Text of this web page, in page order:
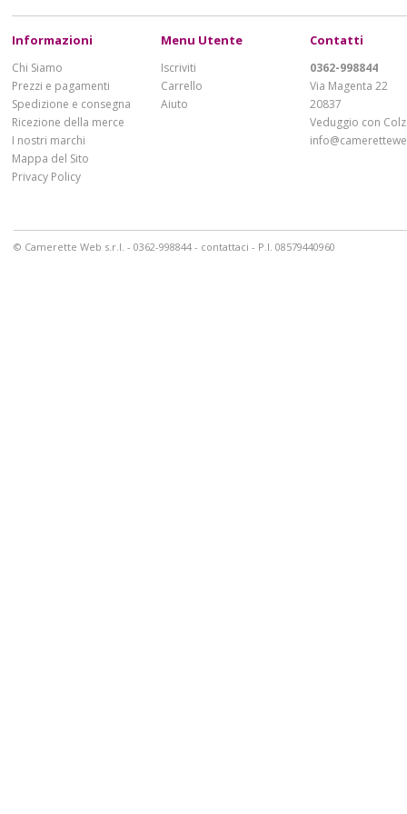
Informazioni
Chi Siamo
Prezzi e pagamenti
Spedizione e consegna
Ricezione della merce
I nostri marchi
Mappa del Sito
Privacy Policy
Menu Utente
Iscriviti
Carrello
Aiuto
Contatti
0362-998844
Via Magenta 22
20837
Veduggio con
© Camerette Web s.r.l. - 0362-998844 - contattaci - P.I. 08579440960